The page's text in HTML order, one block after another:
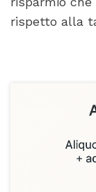
rispetto alla